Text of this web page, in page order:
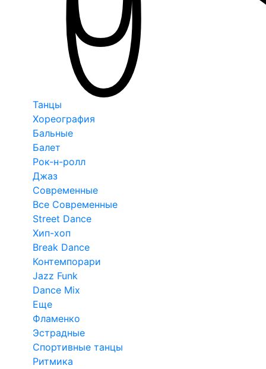
Танцы
Хореография
Бальные
Балет
Рок-н-ролл
Джаз
Современные
Все Современные
Street Dance
Хип-хоп
Break Dance
Контемпорари
Jazz Funk
Dance Mix
Еще
Фламенко
Эстрадные
Спортивные танцы
Ритмика